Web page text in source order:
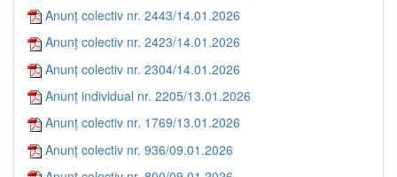
Anunț colectiv nr. 2443/14.01.2026
Anunț colectiv nr. 2423/14.01.2026
Anunț colectiv nr. 2304/14.01.2026
Anunț individual nr. 2205/13.01.2026
Anunț colectiv nr. 1769/13.01.2026
Anunț colectiv nr. 936/09.01.2026